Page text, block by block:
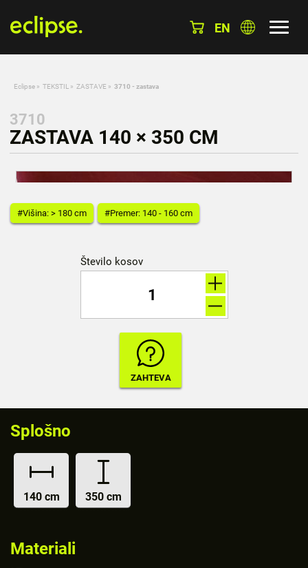
EN
Eclipse » TEKSTIL » ZASTAVE » 3710 - zastava
3710
ZASTAVA 140 × 350 CM
#Višina: > 180 cm #Premer: 140 - 160 cm
Število kosov
Splošno
140 cm 350 cm
Materiali